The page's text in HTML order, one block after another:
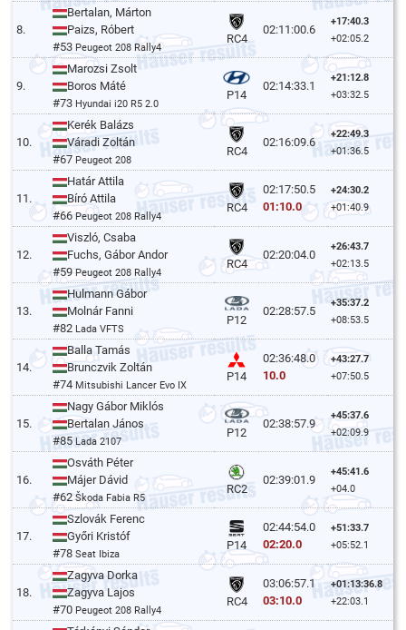
8.
Bertalan, Márton
Paizs, Róbert
#53 Peugeot 208 Rally4
RC4
02:11:00.6
+17:40.3
+02:05.2
9.
Marozsi Zsolt
Boros Máté
#73 Hyundai i20 R5 2.0
P14
02:14:33.1
+21:12.8
+03:32.5
10.
Kerék Balázs
Váradi Zoltán
#67 Peugeot 208
RC4
02:16:09.6
+22:49.3
+01:36.5
11.
Határ Attila
Bíró Attila
#66Peugeot 208 Rally4
RC4
02:17:50.5
01:10.0
+24:30.2
+01:40.9
12.
Viszló, Csaba
Fuchs, Gábor Andor
#59Peugeot 208 Rally4
RC4
02:20:04.0
+26:43.7
+02:13.5
13.
Hulmann Gábor
Molnár Fanni
#82 Lada VFTS
P12
02:28:57.5
+35:37.2
+08:53.5
14.
Balla Tamás
Brunczvik Zoltán
#74 Mitsubishi Lancer Evo IX
P14
02:36:48.0
10.0
+43:27.7
+07:50.5
15.
Nagy Gábor Miklós
Bertalan János
#85 Lada 2107
P12
02:38:57.9
+45:37.6
+02:09.9
16.
Osváth Péter
Májer Dávid
#62Škoda Fabia R5
RC2
02:39:01.9
+45:41.6
+04.0
17.
Szlovák Ferenc
Győri Kristóf
#78Seat Ibiza
P14
02:44:54.0
02:20.0
+51:33.7
+05:52.1
18.
Zagyva Dorka
Zagyva Lajos
#70 Peugeot 208 Rally4
RC4
03:06:57.1
03:10.0
+01:13:36.8
+22:03.1